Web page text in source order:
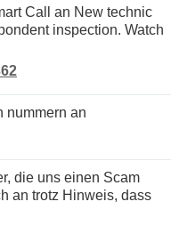
inspection. Watch
nummern an
an trotz Hinweis, dass